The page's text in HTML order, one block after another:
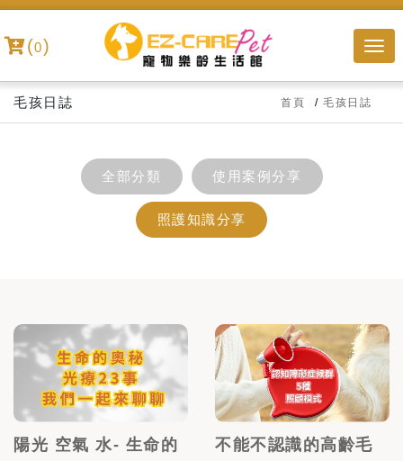
(0)
毛孩日誌 首頁 毛孩日誌
全部分類 使用案例分享
照護知識分享
陽光 空氣 水- 生命的
不能不認識的高齡毛